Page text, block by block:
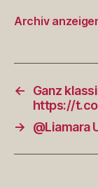
Archiv
←
Ganz
https://
→
@Liamara